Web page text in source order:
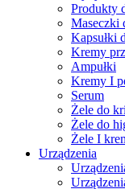
Produkty
Maseczki
Kapsułki
Kremy
Ampułki
Kremy I
Serum
Żele do
Żele do
Żele I
Urządzenia